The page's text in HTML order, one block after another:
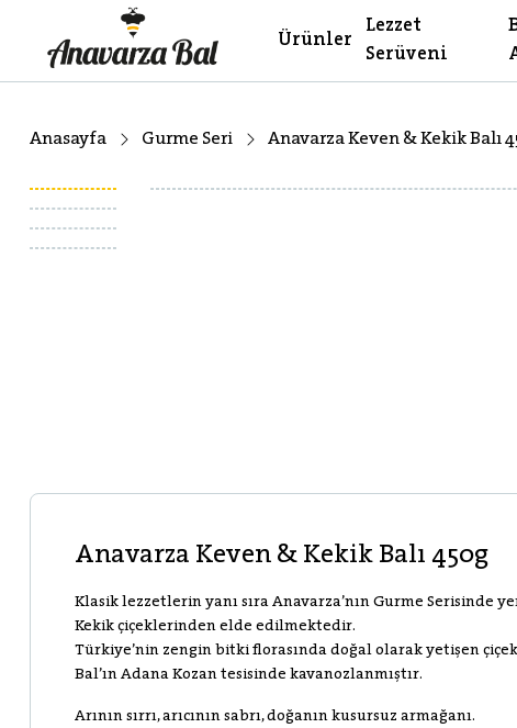
Ürünler
Lezzet
Serüveni
Anasayfa Gurme Seri Anavarza Keven & Kekik Balı
Anavarza Keven & Kekik Balı 450g
Klasik lezzetlerin yanı sıra Anavarza’nın Gurme Serisinde
Kekik çiçeklerinden elde edilmektedir.
Türkiye’nin zengin bitki florasında doğal olarak yetişen
Bal’ın Adana Kozan tesisinde kavanozlanmıştır.
Arının sırrı, arıcının sabrı, doğanın kusursuz armağanı.